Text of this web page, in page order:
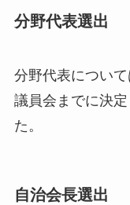
分野代表選出
分野代表につい
議員会までに決
た。
自治会長選出